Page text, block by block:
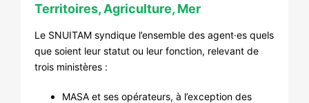
Territoires, Agriculture, Mer
Le SNUITAM syndique l’ensemble des agent·es quels
que soient leur statut ou leur fonction, relevant de
trois ministères :
MASA et ses opérateurs, à l’exception des